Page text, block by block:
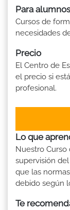
Para
Cursos de
necesidades
Precio
El Centro de
el precio si
profesional.
Lo que
Nuestro Curso
supervisión
que las
debido según
Te